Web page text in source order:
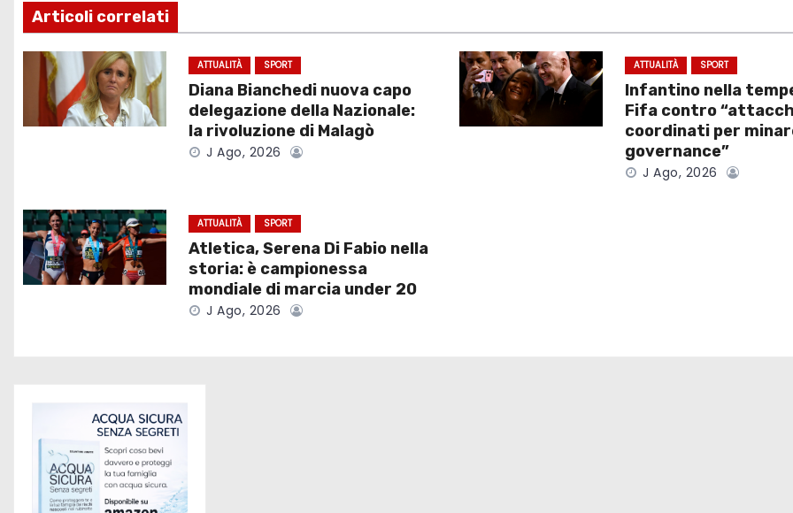
v
i
a
i
o
n
r
t
Articoli correlati
ATTUALITÀ SPORT
Diana Bianchedi nuova capo
delegazione della Nazionale:
la rivoluzione di Malagò
J Ago, 2026
ATTUALITÀ SPORT
Infantino nella
Fifa contro
coordinati per
governance”
J Ago, 2026
ATTUALITÀ SPORT
Atletica, Serena Di Fabio nella
storia: è campionessa
mondiale di marcia under 20
J Ago, 2026